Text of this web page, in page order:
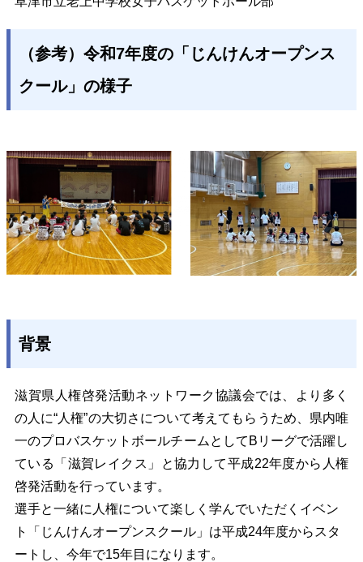
（参考）令和7年度の「じんけんオープンス
クール」の様子
背景
滋賀県人権啓発活動ネットワーク協議会では、より多く
の人に“人権”の大切さについて考えてもらうため、県内唯
一のプロバスケットボールチームとしてBリーグで活躍し
ている「滋賀レイクス」と協力して平成22年度から人権
啓発活動を行っています。
選手と一緒に人権について楽しく学んでいただくイベン
ト「じんけんオープンスクール」は平成24年度からスタ
ートし、今年で15年目になります。